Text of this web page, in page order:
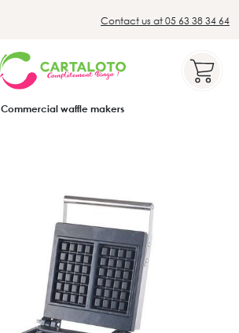
Contact us at 05 63 38 34 64
Commercial waffle makers